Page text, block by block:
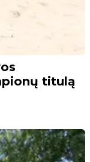
titulą